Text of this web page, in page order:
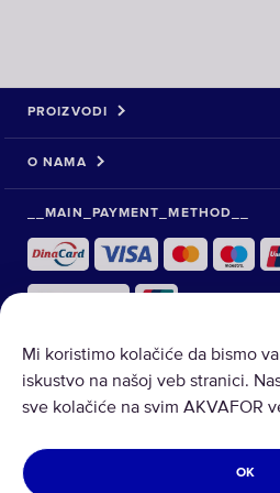
Mi koristimo kolačiće da bismo
iskustvo na našoj veb stranici.
sve kolačiće na svim AKVAFOR
OK
PROIZVODI
O NAMA
__MAIN_PAYMENT_METHOD__